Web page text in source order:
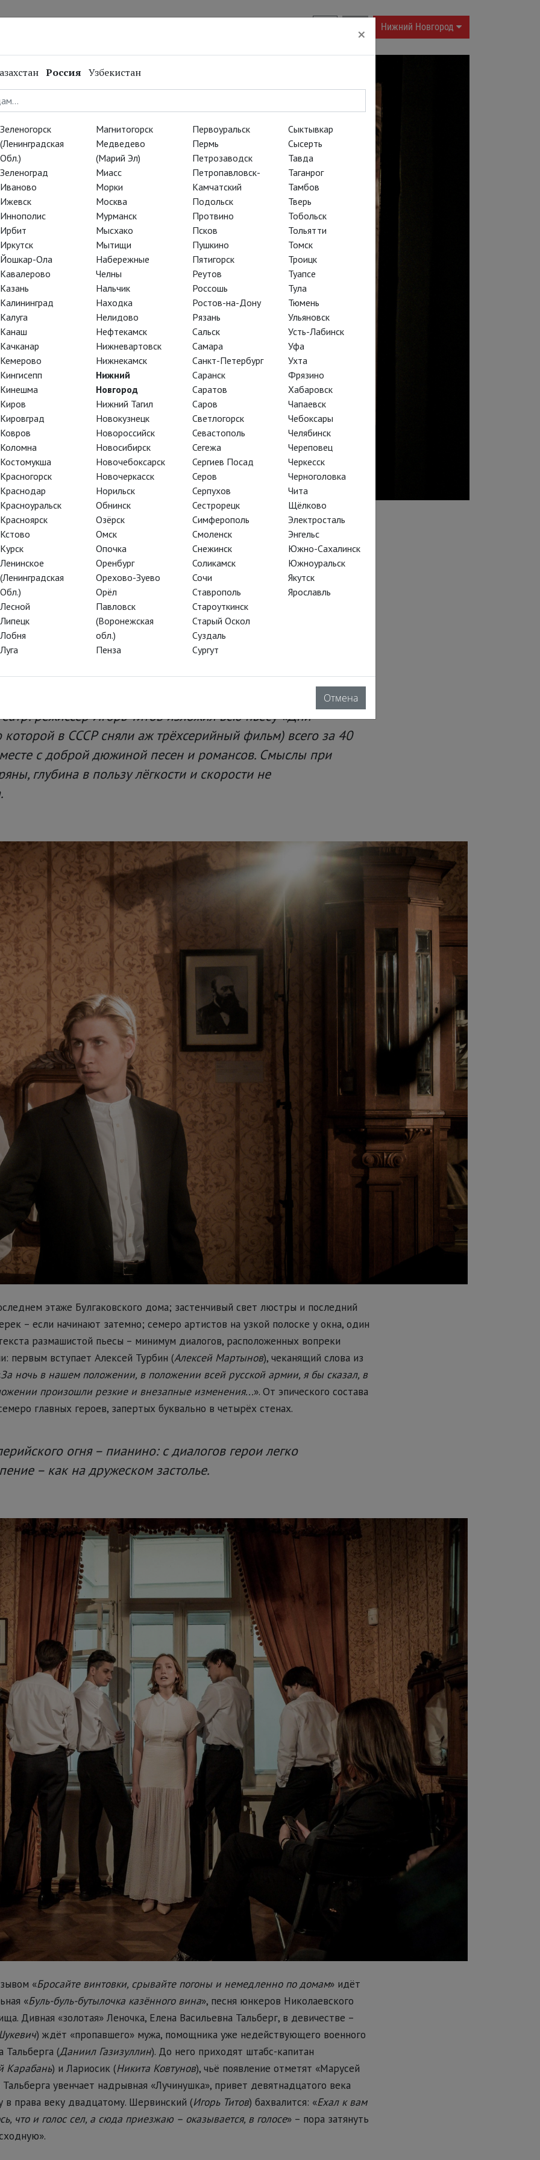
Нижний Новгород
Мастерской
Художественного
Булгакова,
из комнат «нехорошей
режиссёр Игорь Титов изложил всю пьесу «Дни
которой в СССР сняли аж трёхсерийный фильм) всего за 40
с доброй дюжиной песен и романсов. Смыслы при
глубина в пользу лёгкости и скорости не
этаже Булгаковского дома; застенчивый свет люстры и последний
– если начинают затемно; семеро артистов на узкой полоске у окна, один
размашистой пьесы – минимум диалогов, расположенных вопреки
первым вступает Алексей Турбин (Алексей Мартынов), чеканящий слова из
За ночь в нашем положении, в положении всей русской армии, я бы сказал, в
произошли резкие и внезапные изменения...». От эпического состава
главных героев, запертых буквально в четырёх стенах.
огня – пианино: с диалогов герои легко
– как на дружеском застолье.
«Бросайте винтовки, срывайте погоны и немедленно по домам» идёт
«Буль-буль-бутылочка казённого вина», песня юнкеров Николаевского
Дивная «золотая» Леночка, Елена Васильевна Тальберг, в девичестве –
) ждёт «пропавшего» мужа, помощника уже недействующего военного
Тальберга (Даниил Газизуллин). До него приходят штабс-капитан
Карабань) и Лариосик (Никита Ковтунов), чьё появление отметят «Марусей
Тальберга увенчает надрывная «Лучинушка», привет девятнадцатого века
в права веку двадцатому. Шервинский (Игорь Титов) бахвалится: «Ехал к вам
что и голос сел, а сюда приезжаю – оказывается, в голосе» – пора затянуть
×
Россия Узбекистан
Зеленогорск
(Ленинградская
Обл.)
Зеленоград
Иваново
Ижевск
Иннополис
Ирбит
Иркутск
Йошкар-Ола
Кавалерово
Казань
Калининград
Калуга
Канаш
Качканар
Кемерово
Кингисепп
Кинешма
Киров
Кировград
Ковров
Коломна
Костомукша
Красногорск
Краснодар
Красноуральск
Красноярск
Кстово
Курск
Ленинское
(Ленинградская
Обл.)
Лесной
Липецк
Лобня
Луга
Магнитогорск
Медведево
(Марий Эл)
Миасс
Морки
Москва
Мурманск
Мысхако
Мытищи
Набережные
Челны
Нальчик
Находка
Нелидово
Нефтекамск
Нижневартовск
Нижнекамск
Нижний
Новгород
Нижний Тагил
Новокузнецк
Новороссийск
Новосибирск
Новочебоксарск
Новочеркасск
Норильск
Обнинск
Озёрск
Омск
Опочка
Оренбург
Орехово-Зуево
Орёл
Павловск
(Воронежская
обл.)
Пенза
Первоуральск
Пермь
Петрозаводск
Петропавловск-
Камчатский
Подольск
Протвино
Псков
Пушкино
Пятигорск
Реутов
Россошь
Ростов-на-Дону
Рязань
Сальск
Самара
Санкт-Петербург
Саранск
Саратов
Саров
Светлогорск
Севастополь
Сегежа
Сергиев Посад
Серов
Серпухов
Сестрорецк
Симферополь
Смоленск
Снежинск
Соликамск
Сочи
Ставрополь
Староуткинск
Старый Оскол
Суздаль
Сургут
Сыктывкар
Сысерть
Тавда
Таганрог
Тамбов
Тверь
Тобольск
Тольятти
Томск
Троицк
Туапсе
Тула
Тюмень
Ульяновск
Усть-Лабинск
Уфа
Ухта
Фрязино
Хабаровск
Чапаевск
Чебоксары
Челябинск
Череповец
Черкесск
Черноголовка
Чита
Щёлково
Электросталь
Энгельс
Южно-Сахалинск
Южноуральск
Якутск
Ярославль
Отмена